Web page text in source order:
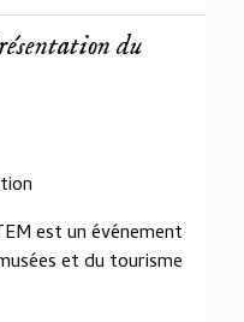
du
est un événement
et du tourisme